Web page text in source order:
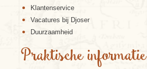
Klantenservice
Vacatures bij Djoser
Duurzaamheid
Praktische informatie